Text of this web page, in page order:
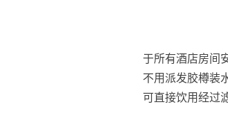
于所有酒店房间
不用派发胶樽装
可直接饮用经过